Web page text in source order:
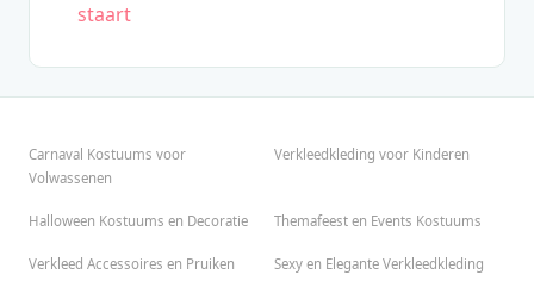
staart
Carnaval Kostuums voor
Volwassenen
Verkleedkleding voor Kinderen
Halloween Kostuums en Decoratie Themafeest en Events Kostuums
Verkleed Accessoires en Pruiken Sexy en Elegante Verkleedkleding